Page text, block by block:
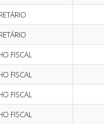
FISCAL
FISCAL
FISCAL
FISCAL